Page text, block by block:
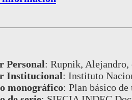
Personal: Rupnik, Alejandro,
Institucional: Instituto
monográfico: Plan básico